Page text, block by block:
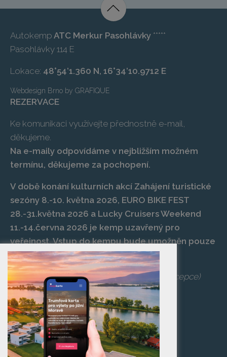
Autokemp ATC Merkur Pasohlávky *****
Pasohlávky 114 E
Lokace: 48°54’1.360 N, 16°34’10.9712 E
Webdesign Brno by GRAFIQUE
REZERVACE
Ke komunikaci využívejte přednostně e-mail,
děkujeme.
Na e-maily odpovídáme v nejbližším možném
termínu, děkujeme za pochopení.
V době konání kulturních akcí Zahájení turistické
sezóny 8.-10. května 2026, EURO BIKE FEST
28.-31.května 2026 a Lucky Cruisers Weekend
11.-14.června 2026 je kemp uzavřený pro
veřejnost. Vstup do kempu bude umožněn pouze
po zaplacení vstupenky na danou akci.
Telefon:+420 519 427 714,539 029 266
(recepce)
E-mail:camp@pasohlavky.cz
SPOJTE SE S NÁMI